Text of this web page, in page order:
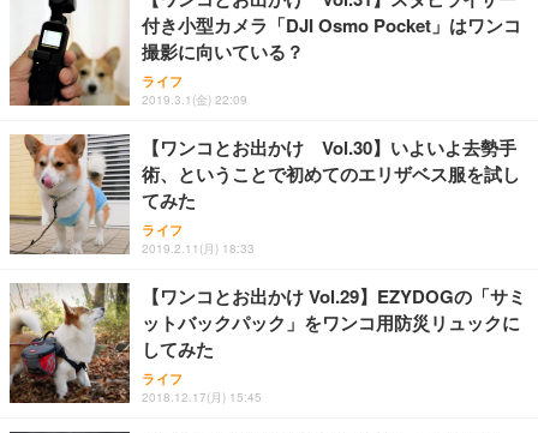
Sezlife オフィスチェア デスクチェア 疲れない テレ
ワーク チェア 強化バックレスト 30度ロッキング機
能 人間工学 椅子 腰サポート 90度跳ね上げ式アーム
レスト 3Dヘッドレスト ハンガー付き 高反発クッシ
務用 おしゃれ パソコンチェア (ブラック)
Sezlife オフィスチェア デスクチェア 疲れない テレ
ワーク チェア 強化バックレスト 30度ロッキング機
能 人間工学 椅子 腰サポート 90度跳ね上げ式アーム
レスト 3Dヘッドレスト ハンガー付き 高反発クッシ
務用 おしゃれ パソコンチェア (ホワイト)
ANDWINT オフィスチェア デスクチェア 肘なし メ
ッシュ 通気性 ランバーサポート付き 腰サポート ガ
ス圧無段階昇降 360度回転 キャスター付き コンパク
ト 幅52×奥行58.5×高さ84～96cm テレワーク 在宅
勤務 ブラック
￥4,139
【純正品】27"ゲーミングモニター DualSense 充電
フック付き（CFI-ZDM1J）
￥49,979
【整備済み品】Dell E2724HS 27インチ 液晶モニタ
ー フルHD（1920×1080）VA 非光沢 HDMI/DisplayP
ort/VGA スピーカー内蔵 高さ調整 スイベル VESA対
応 ComfortView ビジネス向け
￥15,800
【MiniLED/24.5inch/280Hz/FHD】GRAPHT THE S
HOOTER Gaming Monitor 24” Essential ゲーミン
グモニター QD 24.5インチ 1ms FHD 量子ドット 残
像低減 (3年保証 | 輝点保証 | 日本メーカー)
￥34,980
ネオ・ルーライフ ネオ・オムツ L 中型犬用 26枚入
り 単品
￥1,800
Smart Basic(スマートベーシック) 【Amazon.co.jp
限定】 Smart Basic アイリスオーヤマ ペットシーツ
超厚型 お徳用 ワイド 100枚入 (x 1) (ケース販売)
アイリスオーヤマ ペットシーツ 超厚型 お徳用 レギ
ュラー 200枚入【Amazon.co.jp限定】
￥3,731
付き小型カメラ「DJI Osmo Pocket」はワンコ
撮影に向いている？
ライフ
2019.3.1(金) 22:09
【ワンコとお出かけ Vol.30】いよいよ去勢手
術、ということで初めてのエリザベス服を試し
てみた
ライフ
2019.2.11(月) 18:33
【ワンコとお出かけ Vol.29】EZYDOGの「サミ
ットバックパック」をワンコ用防災リュックに
してみた
ライフ
2018.12.17(月) 15:45